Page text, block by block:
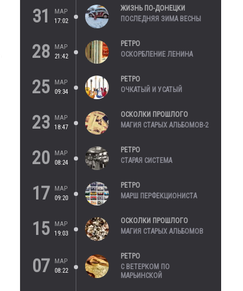
31
МАР
17:02
ЖИЗНЬ ПО-ДОНЕЦКИ
ПОСЛЕДНЯЯ ЗИМА ВЕСНЫ
28
МАР
21:42
РЕТРО
ОСКОРБЛЕНИЕ ЛЕНИНА
25
МАР
09:34
РЕТРО
ОЧКАТЫЙ И УСАТЫЙ
23
МАР
18:47
ОСКОЛКИ ПРОШЛОГО
МАГИЯ СТАРЫХ АЛЬБОМОВ-2
20
МАР
08:24
РЕТРО
СТАРАЯ СИСТЕМА
17
МАР
09:20
РЕТРО
МАРШ ПЕРФЕКЦИОНИСТА
15
МАР
19:03
ОСКОЛКИ ПРОШЛОГО
МАГИЯ СТАРЫХ АЛЬБОМОВ
07
МАР
08:22
РЕТРО
С ВЕТЕРКОМ ПО
МАРЬИНСКОЙ